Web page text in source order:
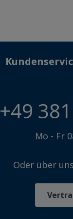
+49
Mo - Fr
Oder über